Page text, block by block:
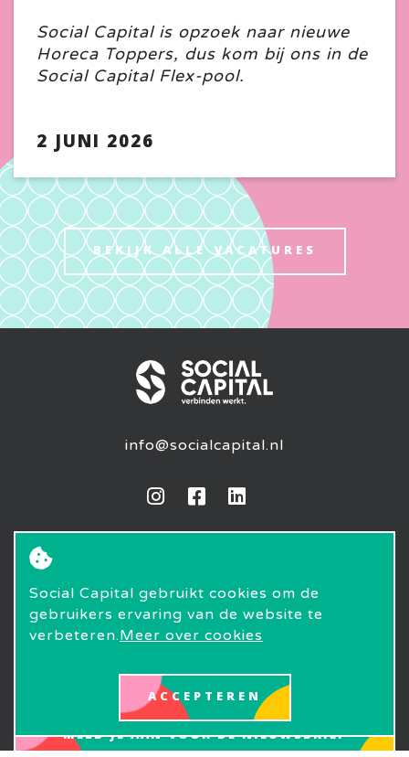
Social Capital is opzoek naar nieuwe
Horeca Toppers, dus kom bij ons in de
Social Capital Flex-pool.
2 JUNI 2026
BEKIJK ALLE VACATURES
info@socialcapital.nl
Cookieverklaring Privacyverklaring
MELD JE AAN VOOR DE NIEUWSBRIEF
Social Capital gebruikt cookies om de
gebruikers ervaring van de website te
verbeteren.Meer over cookies
ACCEPTEREN